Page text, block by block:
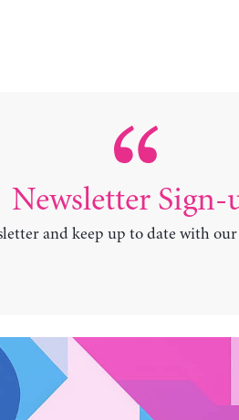
Newsletter Sign-
and keep up to date with